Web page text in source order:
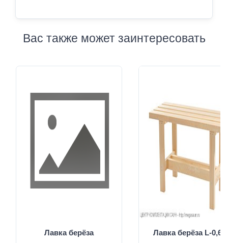
Вас также может заинтересовать
Лавка берёза Лавка берёза L-0,6